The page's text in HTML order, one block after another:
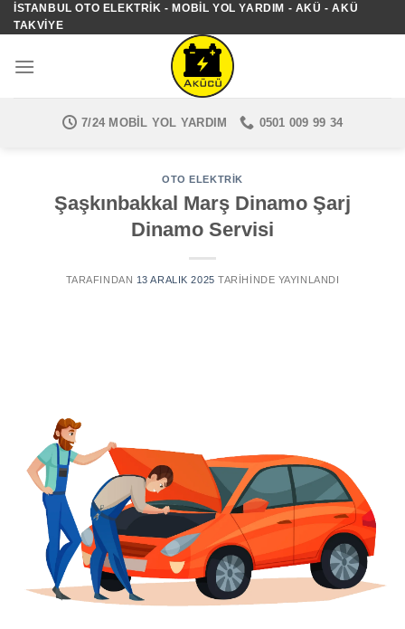
İçeriğe
atla
İSTANBUL OTO ELEKTRIK - MOBIL YOL YARDIM - AKÜ - AKÜ
TAKVIYE
7/24 MOBIL YOL YARDIM 0501 009 99 34
OTO ELEKTRIK
Şaşkınbakkal Marş Dinamo Şarj
Dinamo Servisi
TARAFINDAN 13 ARALIK 2025 TARIHINDE YAYINLANDI